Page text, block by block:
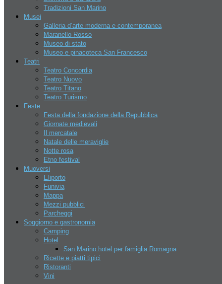
Tradizioni San Marino
Musei
Galleria d’arte moderna e contemporanea
Maranello Rosso
Museo di stato
Museo e pinacoteca San Francesco
Teatri
Teatro Concordia
Teatro Nuovo
Teatro Titano
Teatro Turismo
Feste
Festa della fondazione della Repubblica
Giornate medievali
Il mercatale
Natale delle meraviglie
Notte rosa
Etno festival
Muoversi
Eliporto
Funivia
Mappa
Mezzi pubblici
Parcheggi
Soggiorno e gastronomia
Camping
Hotel
San Marino hotel per famiglia Romagna
Ricette e piatti tipici
Ristoranti
Vini
Conf. democratica lavoratori
Organizzazione del lavoro
autonomo
Cerca Hotel
Casa Vacanza in Basilicata
Hotel per bambini
Vacanza come a casa
Ultime notizie